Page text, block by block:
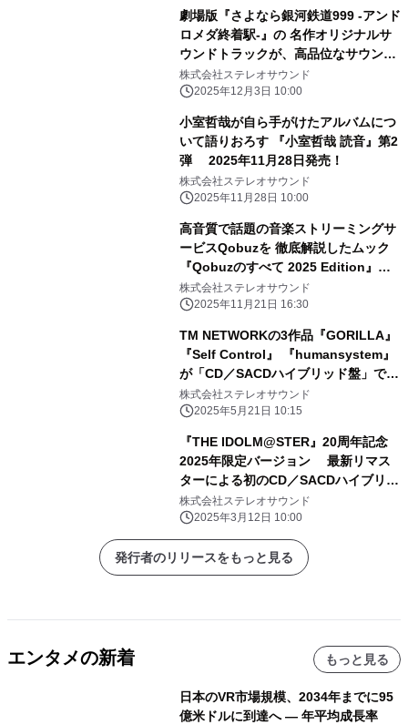
劇場版『さよなら銀河鉄道999 -アンド
ロメダ終着駅-』の 名作オリジナルサ
ウンドトラックが、高品位なサウンド
で蘇る！
株式会社ステレオサウンド
2025年12月3日 10:00
小室哲哉が自ら手がけたアルバムにつ
いて語りおろす 『小室哲哉 読音』第2
弾 2025年11月28日発売！
株式会社ステレオサウンド
2025年11月28日 10:00
高音質で話題の音楽ストリーミングサ
ービスQobuzを 徹底解説したムック
『Qobuzのすべて 2025 Edition』発
売!!
株式会社ステレオサウンド
2025年11月21日 16:30
TM NETWORKの3作品『GORILLA』
『Self Control』 『humansystem』
が「CD／SACDハイブリッド盤」で復
刻！ 5月27日(火)発売
株式会社ステレオサウンド
2025年5月21日 10:15
『THE IDOLM@STER』20周年記念
2025年限定バージョン 最新リマス
ターによる初のCD／SACDハイブリッ
ド盤2作品を 2025年3月12日発売
株式会社ステレオサウンド
2025年3月12日 10:00
発行者のリリースをもっと見る
エンタメの新着 もっと見る
日本のVR市場規模、2034年までに95
億米ドルに到達へ ― 年平均成長率